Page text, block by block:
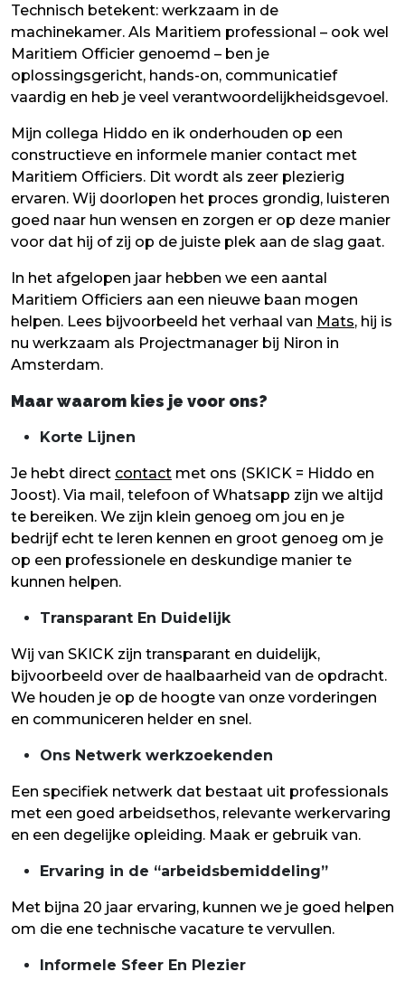
Technisch betekent: werkzaam in de
machinekamer. Als Maritiem professional – ook wel
Maritiem Officier genoemd – ben je
oplossingsgericht, hands-on, communicatief
vaardig en heb je veel verantwoordelijkheidsgevoel.
Mijn collega Hiddo en ik onderhouden op een
constructieve en informele manier contact met
Maritiem Officiers. Dit wordt als zeer plezierig
ervaren. Wij doorlopen het proces grondig, luisteren
goed naar hun wensen en zorgen er op deze manier
voor dat hij of zij op de juiste plek aan de slag gaat.
In het afgelopen jaar hebben we een aantal
Maritiem Officiers aan een nieuwe baan mogen
helpen. Lees bijvoorbeeld het verhaal van Mats, hij is
nu werkzaam als Projectmanager bij Niron in
Amsterdam.
Maar waarom kies je voor ons?
Korte Lijnen
Je hebt direct contact met ons (SKICK = Hiddo en
Joost). Via mail, telefoon of Whatsapp zijn we altijd
te bereiken. We zijn klein genoeg om jou en je
bedrijf echt te leren kennen en groot genoeg om je
op een professionele en deskundige manier te
kunnen helpen.
Transparant En Duidelijk
Wij van SKICK zijn transparant en duidelijk,
bijvoorbeeld over de haalbaarheid van de opdracht.
We houden je op de hoogte van onze vorderingen
en communiceren helder en snel.
Ons Netwerk werkzoekenden
Een specifiek netwerk dat bestaat uit professionals
met een goed arbeidsethos, relevante werkervaring
en een degelijke opleiding. Maak er gebruik van.
Ervaring in de “arbeidsbemiddeling”
Met bijna 20 jaar ervaring, kunnen we je goed helpen
om die ene technische vacature te vervullen.
Informele Sfeer En Plezier